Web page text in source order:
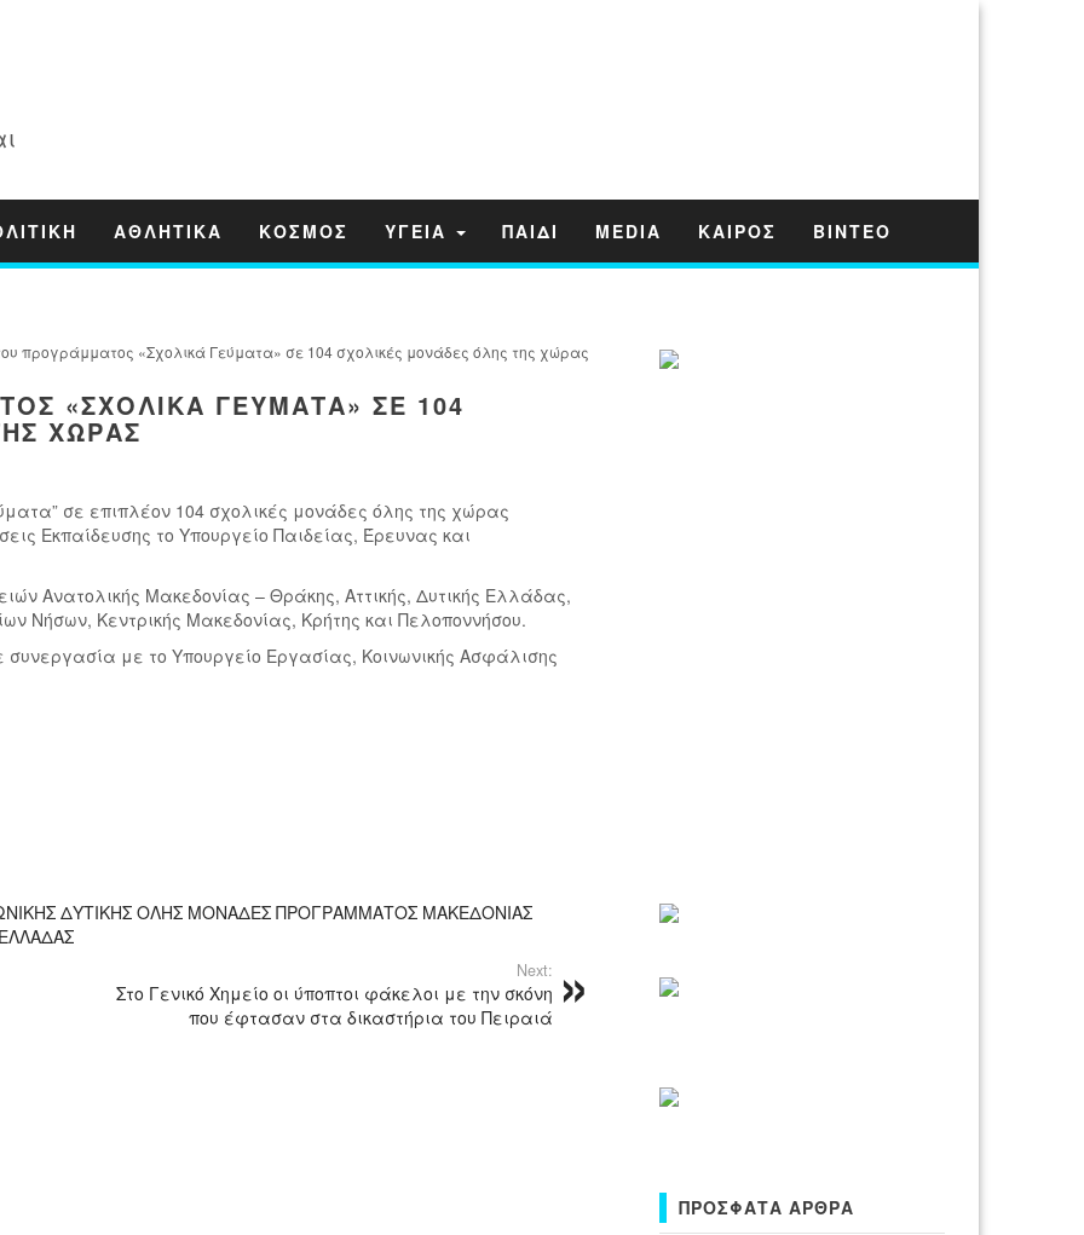
ΑΘΛΗΤΙΚΑ ΚΟΣΜΟΣ ΥΓΕΙΑ ΠΑΙΔΙ MEDIA ΚΑΙΡΟΣ ΒΙΝΤΕΟ
προγράμματος «Σχολικά Γεύματα» σε 104 σχολικές μονάδες όλης της χώρας
«ΣΧΟΛΙΚΆ ΓΕΎΜΑΤΑ» ΣΕ 104
ΧΏΡΑΣ
σε επιπλέον 104 σχολικές μονάδες όλης της χώρας
Εκπαίδευσης το Υπουργείο Παιδείας, Έρευνας και
Ανατολικής Μακεδονίας – Θράκης, Αττικής, Δυτικής Ελλάδας,
Νήσων, Κεντρικής Μακεδονίας, Κρήτης και Πελοποννήσου.
συνεργασία με το Υπουργείο Εργασίας, Κοινωνικής Ασφάλισης
ΔΥΤΙΚΗΣ ΟΛΗΣ ΜΟΝΑΔΕΣ ΠΡΟΓΡΑΜΜΑΤΟΣ ΜΑΚΕΔΟΝΙΑΣ
Next:
Στο Γενικό Χημείο οι ύποπτοι φάκελοι με την σκόνη
που έφτασαν στα δικαστήρια του Πειραιά
ΠΡΌΣΦΑΤΑ ΆΡΘΡΑ